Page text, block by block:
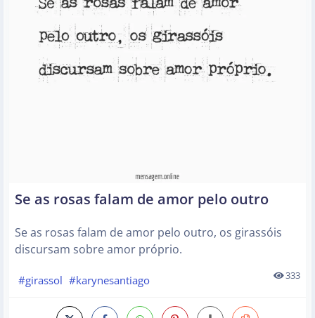
Se as rosas falam de amor pelo outro
Se as rosas falam de amor pelo outro, os girassóis
discursam sobre amor próprio.
#girassol #karynesantiago 333